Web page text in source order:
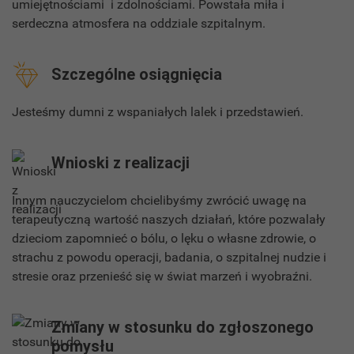
umiejętnościami i zdolnościami. Powstała miła i
serdeczna atmosfera na oddziale szpitalnym.
Szczególne osiągnięcia
Jesteśmy dumni z wspaniałych lalek i przedstawień.
Wnioski z realizacji
Innym nauczycielom chcielibyśmy zwrócić uwagę na
terapeutyczną wartość naszych działań, które pozwalały
dzieciom zapomnieć o bólu, o lęku o własne zdrowie, o
strachu z powodu operacji, badania, o szpitalnej nudzie i
stresie oraz przenieść się w świat marzeń i wyobraźni.
Zmiany w stosunku do zgłoszonego
pomysłu